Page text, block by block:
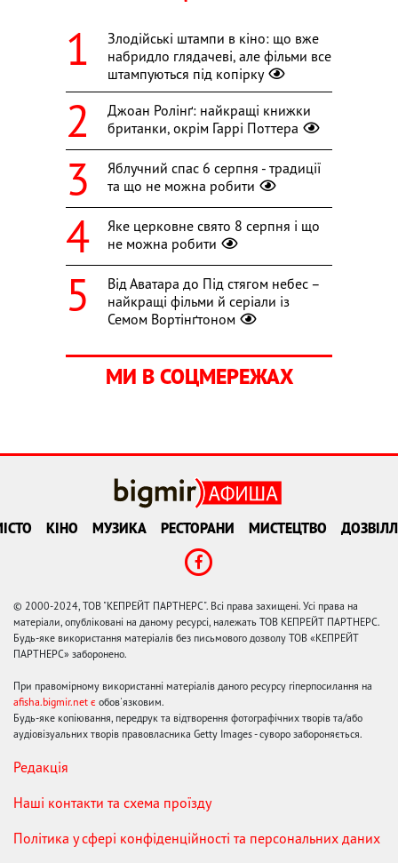
Злодійські штампи в кіно: що вже
набридло глядачеві, але фільми все
штампуються під копірку
Джоан Ролінґ: найкращі книжки
британки, окрім Гаррі Поттера
Яблучний спас 6 серпня - традиції
та що не можна робити
Яке церковне свято 8 серпня і що
не можна робити
Від Аватара до Під стягом небес –
найкращі фільми й серіали із
Семом Вортінґтоном
МИ В СОЦМЕРЕЖАХ
КІНО МУЗИКА РЕСТОРАНИ МИСТЕЦТВО
© 2000-2024, ТОВ "КЕПРЕЙТ ПАРТНЕРС". Всі права захищені. Усі права на
матеріали, опубліковані на даному ресурсі, належать ТОВ КЕПРЕЙТ ПАРТНЕРС.
Будь-яке використання матеріалів без письмового дозволу ТОВ «КЕПРЕЙТ
ПАРТНЕРС» заборонено.
При правомірному використанні матеріалів даного ресурсу гіперпосилання на
afisha.bigmir.net є обов'язковим.
Будь-яке копіювання, передрук та відтворення фотографічних творів та/або
аудіовізуальних творів правовласника Getty Images - суворо забороняється.
Редакція
Наші контакти та схема проїзду
Політика у сфері конфіденційності та персональних даних